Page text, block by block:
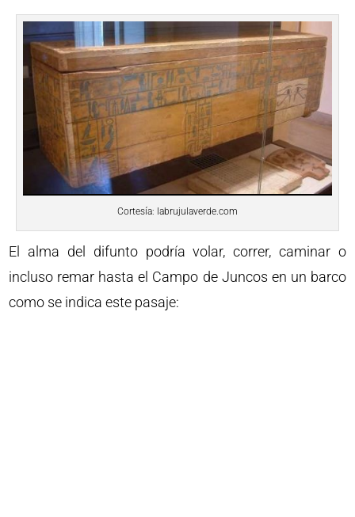
Cortesía: labrujulaverde.com
El alma del difunto podría volar, correr, caminar o
incluso remar hasta el Campo de Juncos en un barco
como se indica este pasaje: